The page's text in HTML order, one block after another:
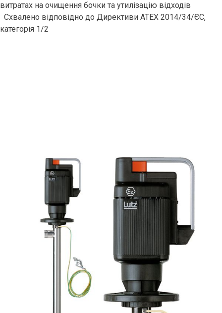
витратах на очищення бочки та утилізацію відходів
Схвалено відповідно до Директиви ATEX 2014/34/ЄС,
категорія 1/2